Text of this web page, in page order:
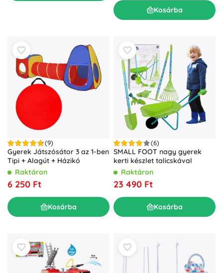
Kosárba
(9)
Gyerek Játszósátor 3 az 1-ben
Tipi + Alagút + Házikó
Raktáron
6 250 Ft
Kosárba
(6)
SMALL FOOT nagy gyerek
kerti készlet talicskával
Raktáron
23 490 Ft
Kosárba